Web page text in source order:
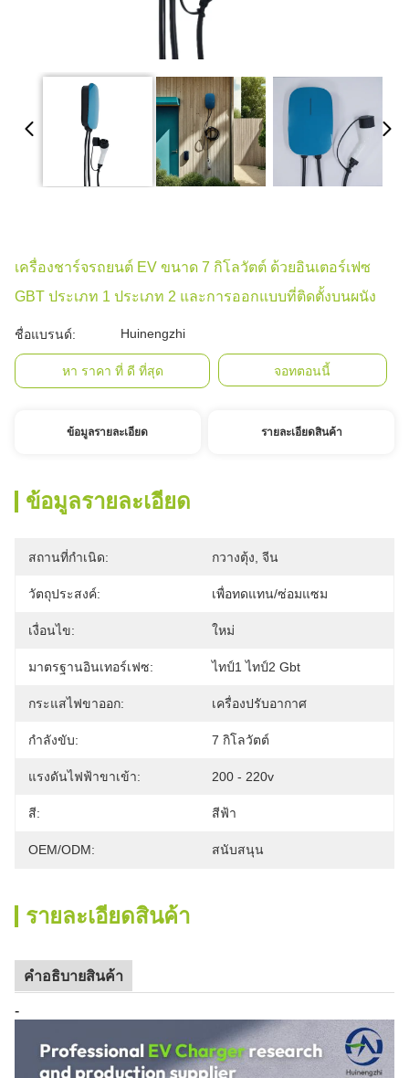
เครื่องชาร์จรถยนต์ EV ขนาด 7 กิโลวัตต์ ด้วยอินเตอร์เฟซ
GBT ประเภท 1 ประเภท 2 และการออกแบบที่ติดตั้งบนผนัง
ชื่อแบรนด์: Huinengzhi
หา ราคา ที่ ดี ที่สุด จอทตอนนี้
ข้อมูลรายละเอียด รายละเอียดสินค้า
ข้อมูลรายละเอียด
สถานที่กำเนิด: กวางตุ้ง, จีน
วัตถุประสงค์: เพื่อทดแทน/ซ่อมแซม
เงื่อนไข: ใหม่
มาตรฐานอินเทอร์เฟซ: ไทป์1 ไทป์2 Gbt
กระแสไฟขาออก: เครื่องปรับอากาศ
กำลังขับ: 7 กิโลวัตต์
แรงดันไฟฟ้าขาเข้า: 200 - 220v
สี: สีฟ้า
OEM/ODM: สนับสนุน
รายละเอียดสินค้า
คําอธิบายสินค้า
-